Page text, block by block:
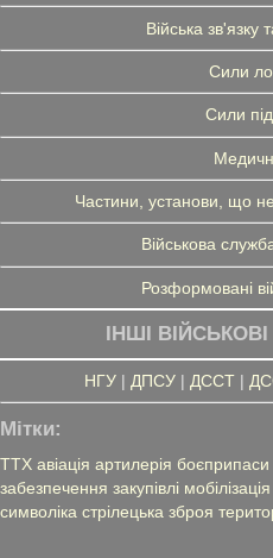
Війська зв'язку
Сили
Сили
Частини, установи, що
Військова
Розформовані
ІНШІ
НГУ| ДПСУ| ДССТ|
Мітки:
ТТХ авіація артилерія боєприпаси
забезпечення закупівлі мобілізація
символіка стрілецька зброя